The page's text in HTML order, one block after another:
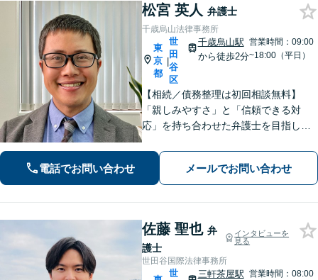
松宮 英人 弁護士
千歳烏山法律事務所
東
京
都
|
世
田
谷
区
千歳烏山駅
から徒歩2分
営業時間：09:00
~18:00（平日）
【相続／債務整理は初回相談無料】
「親しみやすさ」と「信頼できる対
応」を持ち合わせた弁護士を目指して
け、お気持ちを尊重することを心掛け
ております【借金問題】迅速な対応で
人生の再出発をサポートします【千歳
烏山駅2分】
電話でお問い合わせ メールでお問い合わせ
佐藤 聖也 弁
護士
インタビューを
見る
世田谷国際法律事務所
世
三軒茶屋駅 営業時間：08:00